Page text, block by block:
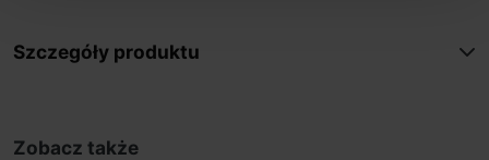
Szczegóły produktu
Zobacz także